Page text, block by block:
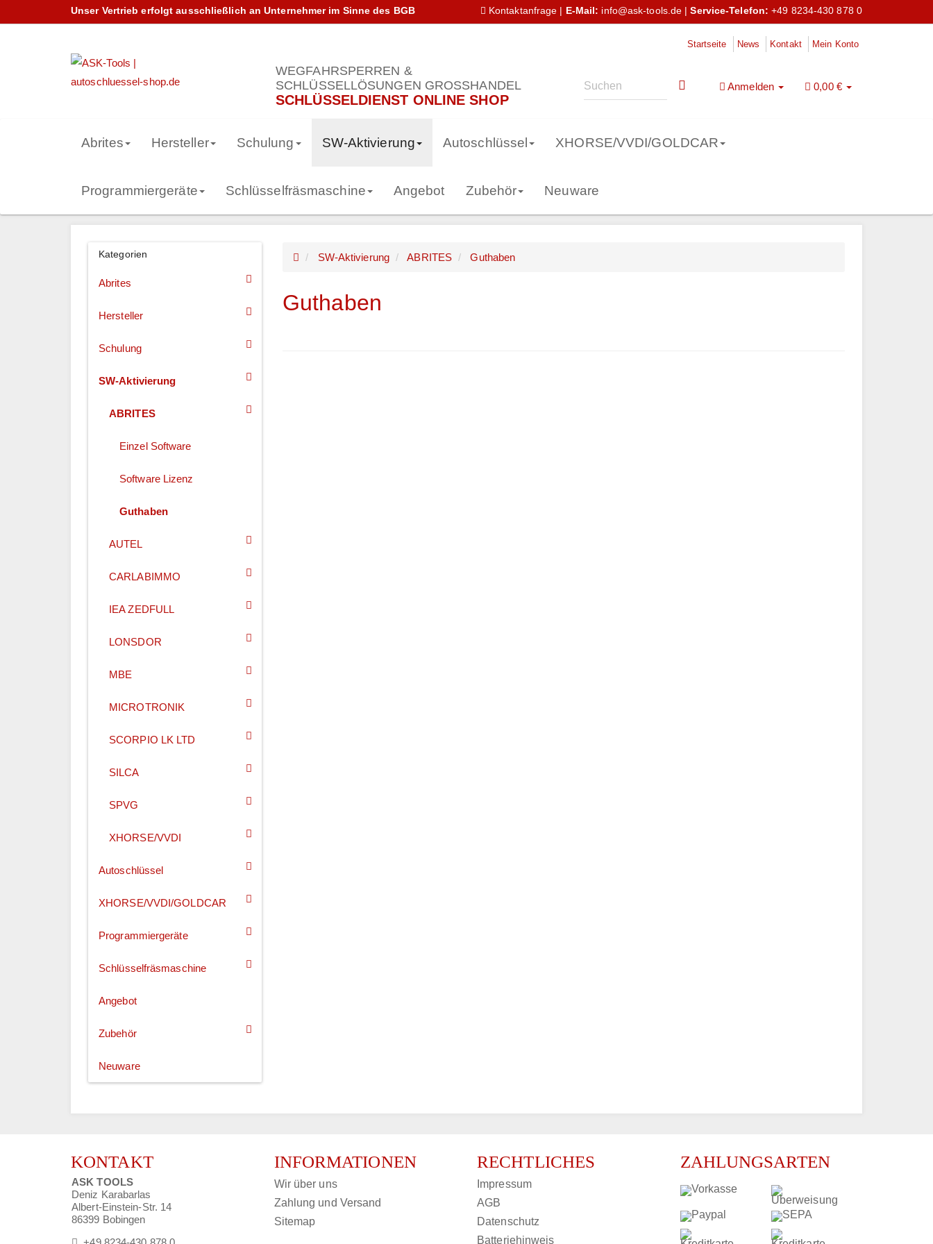
Unser Vertrieb erfolgt ausschließlich an Unternehmer im Sinne des BGB Kontaktanfrage E-Mail: info@ask-tools.de |Service-Telefon: +49 8234-430 878 0
Startseite News Kontakt Mein Konto
WEGFAHRSPERREN &
SCHLÜSSELLÖSUNGEN GROSSHANDEL
SCHLÜSSELDIENST ONLINE SHOP
Anmelden 0,00 €
Abrites Hersteller Schulung SW-Aktivierung Autoschlüssel XHORSE/VVDI/GOLDCAR
Programmiergeräte Schlüsselfräsmaschine Angebot Zubehör Neuware
SW-Aktivierung ABRITES Guthaben
Guthaben
Kategorien
Abrites
Hersteller
Schulung
SW-Aktivierung
ABRITES
Einzel Software
Software Lizenz
Guthaben
AUTEL
CARLABIMMO
IEA ZEDFULL
LONSDOR
MBE
MICROTRONIK
SCORPIO LK LTD
SILCA
SPVG
XHORSE/VVDI
Autoschlüssel
XHORSE/VVDI/GOLDCAR
Programmiergeräte
Schlüsselfräsmaschine
Angebot
Zubehör
Neuware
KONTAKT
ASK TOOLS
Deniz Karabarlas
Albert-Einstein-Str. 14
86399 Bobingen
INFORMATIONEN
Wir über uns
Zahlung und Versand
Sitemap
RECHTLICHES
Impressum
AGB
Datenschutz
Batteriehinweis
ZAHLUNGSARTEN